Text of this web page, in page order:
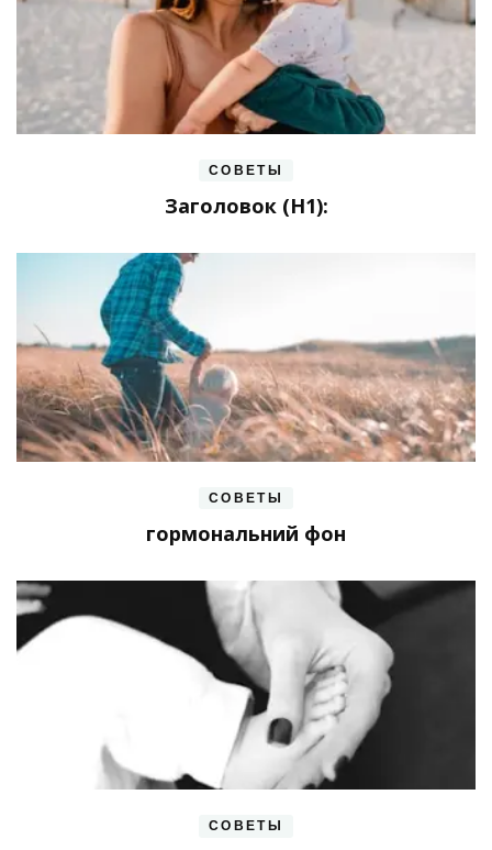
СОВЕТЫ
Заголовок (H1):
СОВЕТЫ
гормональний фон
СОВЕТЫ